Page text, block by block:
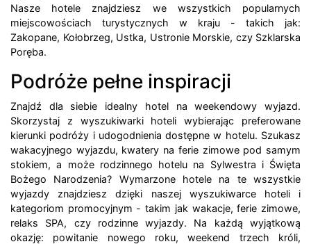
Nasze hotele znajdziesz we wszystkich popularnych
miejscowościach turystycznych w kraju - takich jak:
Zakopane, Kołobrzeg, Ustka, Ustronie Morskie, czy Szklarska
Poręba.
Podróże pełne inspiracji
Znajdź dla siebie idealny hotel na weekendowy wyjazd.
Skorzystaj z wyszukiwarki hoteli wybierając preferowane
kierunki podróży i udogodnienia dostępne w hotelu. Szukasz
wakacyjnego wyjazdu, kwatery na ferie zimowe pod samym
stokiem, a może rodzinnego hotelu na Sylwestra i Święta
Bożego Narodzenia? Wymarzone hotele na te wszystkie
wyjazdy znajdziesz dzięki naszej wyszukiwarce hoteli i
kategoriom promocyjnym - takim jak wakacje, ferie zimowe,
relaks SPA, czy rodzinne wyjazdy. Na każdą wyjątkową
okazję: powitanie nowego roku, weekend trzech króli,